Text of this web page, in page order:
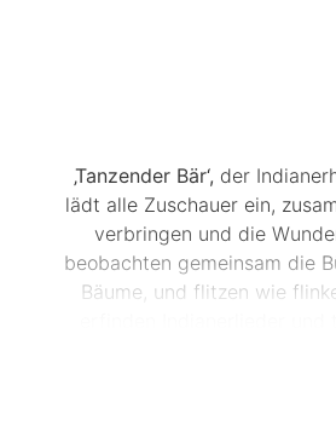
‚Tanzender Bär‘, der
lädt alle Zuschauer ein,
verbringen und die
beobachten gemeinsam die
Bäume, und flitzen wie
üben die geheimen Indianer-
Indianerjungen